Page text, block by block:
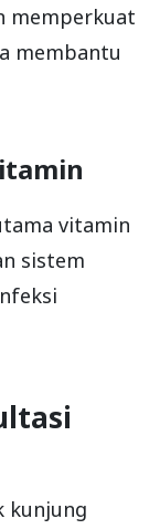
memperkuat
membantu
vitamin
sistem
kunjung